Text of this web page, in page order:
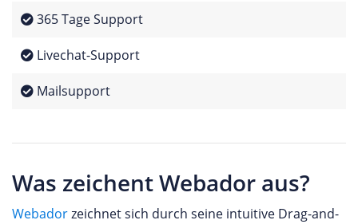
365 Tage Support
Livechat-Support
Mailsupport
Was zeichent Webador aus?
Webadorzeichnet sich durch seine intuitive Drag-and-